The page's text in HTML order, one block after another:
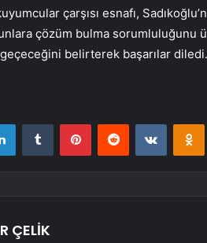
çarşısı esnafı,
çözüm bulma sorumluluğunu
belirterek başarılar
LinkedInTumblr PinterestReddit
ÇELİK